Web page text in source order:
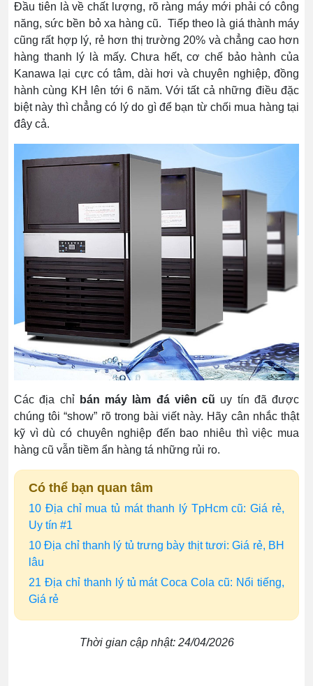
Đầu tiên là về chất lượng, rõ ràng máy mới phải có công
năng, sức bền bỏ xa hàng cũ. Tiếp theo là giá thành máy
cũng rất hợp lý, rẻ hơn thị trường 20% và chẳng cao hơn
hàng thanh lý là mấy. Chưa hết, cơ chế bảo hành của
Kanawa lại cực có tâm, dài hơi và chuyên nghiệp, đồng
hành cùng KH lên tới 6 năm. Với tất cả những điều đặc
biệt này thì chẳng có lý do gì để bạn từ chối mua hàng tại
đây cả.
Các địa chỉbán máy làm đá viên cũ uy tín đã được
chúng tôi “show” rõ trong bài viết này. Hãy cân nhắc thật
kỹ vì dù có chuyên nghiệp đến bao nhiêu thì việc mua
hàng cũ vẫn tiềm ẩn hàng tá những rủi ro.
Có thể bạn quan tâm
10 Địa chỉ mua tủ mát thanh lý TpHcm cũ: Giá rẻ,
Uy tín #1
10 Địa chỉ thanh lý tủ trưng bày thịt tươi: Giá rẻ, BH
lâu
21 Địa chỉ thanh lý tủ mát Coca Cola cũ: Nổi tiếng,
Giá rẻ
Thời gian cập nhật: 24/04/2026